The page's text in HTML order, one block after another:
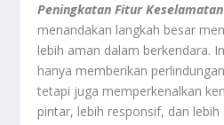
Peningkatan Fitur Keselamatan
menandakan langkah besar
lebih aman dalam berkendara.
hanya memberikan
tetapi juga memperkenalkan
pintar, lebih responsif, dan lebih